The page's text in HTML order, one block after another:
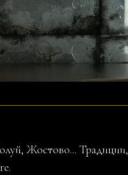
Жостово... Традиции,